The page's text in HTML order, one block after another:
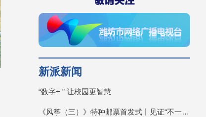
新派新闻
“数字+ ” 让校园更智慧
《风筝（三）》特种邮票首发式丨见证“不一YOUNG的潍坊”